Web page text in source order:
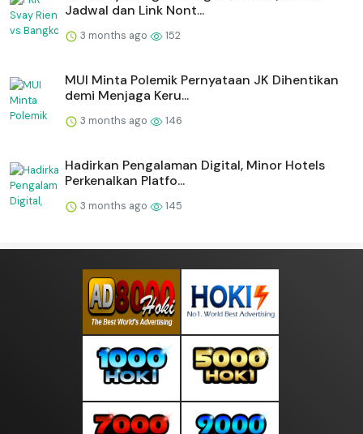
Jadwal dan Link Nont...
3 months ago 152
MUI Minta Polemik Pernyataan JK Dihentikan
demi Menjaga Keru...
3 months ago 146
Hadirkan Pengalaman Digital, Minor Hotels
Perkenalkan Platfo...
3 months ago 145